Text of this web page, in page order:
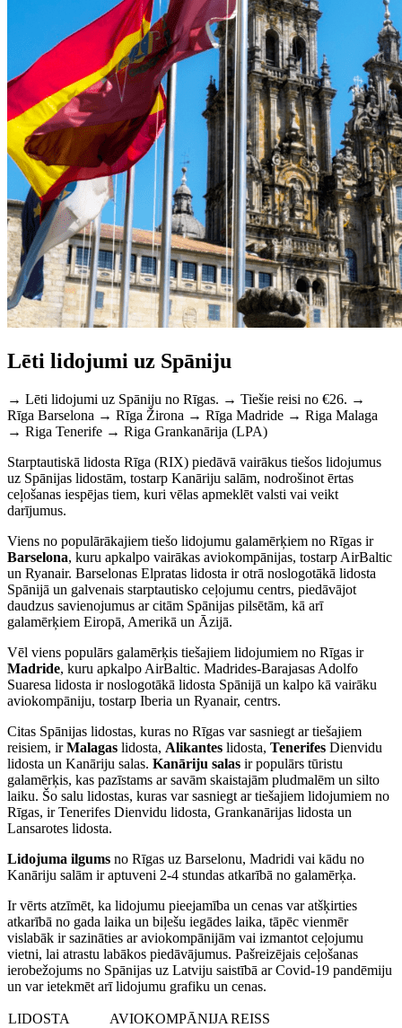
Lēti lidojumi uz Spāniju
→ Lēti lidojumi uz Spāniju no Rīgas. → Tiešie reisi no €26. →
Rīga Barselona → Rīga Žirona → Rīga Madride → Riga Malaga
→ Riga Tenerife → Riga Grankanārija (LPA)
Starptautiskā lidosta Rīga (RIX) piedāvā vairākus tiešos lidojumus
uz Spānijas lidostām, tostarp Kanāriju salām, nodrošinot ērtas
ceļošanas iespējas tiem, kuri vēlas apmeklēt valsti vai veikt
darījumus.
Viens no populārākajiem tiešo lidojumu galamērķiem no Rīgas ir
Barselona, kuru apkalpo vairākas aviokompānijas, tostarp AirBaltic
un Ryanair. Barselonas Elpratas lidosta ir otrā noslogotākā lidosta
Spānijā un galvenais starptautisko ceļojumu centrs, piedāvājot
daudzus savienojumus ar citām Spānijas pilsētām, kā arī
galamērķiem Eiropā, Amerikā un Āzijā.
Vēl viens populārs galamērķis tiešajiem lidojumiem no Rīgas ir
Madride, kuru apkalpo AirBaltic. Madrides-Barajasas Adolfo
Suaresa lidosta ir noslogotākā lidosta Spānijā un kalpo kā vairāku
aviokompāniju, tostarp Iberia un Ryanair, centrs.
Citas Spānijas lidostas, kuras no Rīgas var sasniegt ar tiešajiem
reisiem, irMalagas lidosta, Alikantes lidosta, Tenerifes Dienvidu
lidosta un Kanāriju salas. Kanāriju salas ir populārs tūristu
galamērķis, kas pazīstams ar savām skaistajām pludmalēm un silto
laiku. Šo salu lidostas, kuras var sasniegt ar tiešajiem lidojumiem no
Rīgas, ir Tenerifes Dienvidu lidosta, Grankanārijas lidosta un
Lansarotes lidosta.
Lidojuma ilgums no Rīgas uz Barselonu, Madridi vai kādu no
Kanāriju salām ir aptuveni 2-4 stundas atkarībā no galamērķa.
Ir vērts atzīmēt, ka lidojumu pieejamība un cenas var atšķirties
atkarībā no gada laika un biļešu iegādes laika, tāpēc vienmēr
vislabāk ir sazināties ar aviokompānijām vai izmantot ceļojumu
vietni, lai atrastu labākos piedāvājumus. Pašreizējais ceļošanas
ierobežojums no Spānijas uz Latviju saistībā ar Covid-19 pandēmiju
un var ietekmēt arī lidojumu grafiku un cenas.
LIDOSTA AVIOKOMPĀNIJA REISS